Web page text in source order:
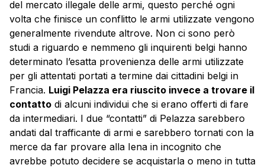
del mercato illegale delle armi, questo perché ogni
volta che finisce un conflitto le armi utilizzate vengono
generalmente rivendute altrove. Non ci sono però
studi a riguardo e nemmeno gli inquirenti belgi hanno
determinato l’esatta provenienza delle armi utilizzate
per gli attentati portati a termine dai cittadini belgi in
Francia. Luigi Pelazza era riuscito invece a trovare il
contatto di alcuni individui che si erano offerti di fare
da intermediari. I due “contatti” di Pelazza sarebbero
andati dal trafficante di armi e sarebbero tornati con la
merce da far provare alla Iena in incognito che
avrebbe potuto decidere se acquistarla o meno in tutta